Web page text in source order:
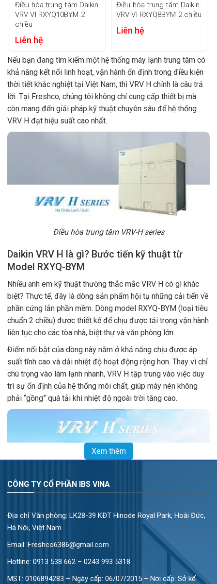
Điều hòa trung tâm Daikin
VRV VI RXYQ10BYM 2
chiều
Liên hệ
Điều hòa trung tâm Daikin
VRV VI RXYQ8BYM 2 chiều
Liên hệ
Nếu bạn đang tìm kiếm một hệ thống máy lạnh trung tâm có
khả năng kết nối linh hoạt, vận hành ổn định trong điều kiện
thời tiết khắc nghiệt tại Việt Nam, thì VRV H chính là câu trả
lời. Tại Freshco, chúng tôi không chỉ cung cấp thiết bị mà
còn mang đến giải pháp kỹ thuật chuyên sâu để hệ thống
VRV H đạt hiệu suất cao nhất.
Điều hòa trung tâm VRV-H series
Daikin VRV H là gì? Bước tiến kỹ thuật từ
Model RXYQ-BYM
Nhiều anh em kỹ thuật thường thắc mắc VRV H có gì khác
biệt? Thực tế, đây là dòng sản phẩm hội tụ những cải tiến về
phần cứng lẫn phần mềm. Dòng model RXYQ-BYM (loại tiêu
chuẩn 2 chiều) được thiết kế để chịu được tải trọng vận hành
liên tục cho các tòa nhà, biệt thự và văn phòng lớn.
Điểm nổi bật của dòng này nằm ở khả năng chịu được áp
suất tĩnh cao và dải nhiệt độ hoạt động rộng hơn. Thay vì chỉ
chú trọng vào làm lạnh nhanh, VRV H tập trung vào việc duy
trì sự ổn định của hệ thống môi chất, giúp máy nén không
phải “gồng” quá tải khi nhiệt độ ngoài trời tăng cao.
Ưu điểm nổi bật VRV H hai chiều lạnh sưởi mới
3 Công nghệ vượt trội của dòng VRV H
Để đạt được hiệu suất vượt trội, Daikin đã tích hợp 3 công
nghệ mà dân nghề chúng ta cần đặc biệt lưu tâm:
Xem thêm
CÔNG TY CỔ PHẦN IBS VINA
Địa chỉ Văn phòng: LK28-39 KĐT Hinode Royal Park, Hoài Đức,
Hà Nội, Việt Nam
Email: Freshco6386@gmail.com
Hotline: 0913 538 662 – 0243 993 5318
MST: 0106894283 – Ngày cấp: 06/07/2015 – Nơi cấp: Sở kế